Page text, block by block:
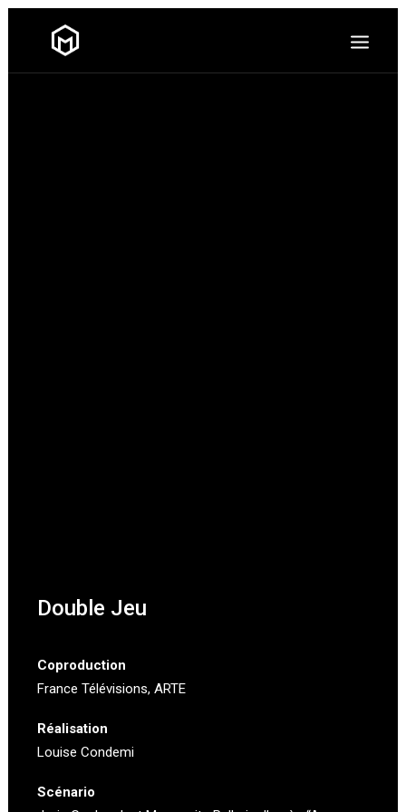
Double Jeu
Coproduction
France Télévisions, ARTE
Réalisation
Louise Condemi
Scénario